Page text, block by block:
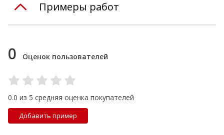
Примеры работ
0 Оценок пользователей
0.0 из 5 средняя оценка покупателей
Добавить пример